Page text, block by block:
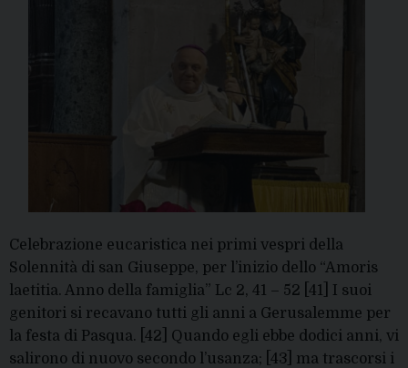
Celebrazione eucaristica nei primi vespri della
Solennità di san Giuseppe, per l’inizio dello “Amoris
laetitia. Anno della famiglia” Lc 2, 41 – 52 [41] I suoi
genitori si recavano tutti gli anni a Gerusalemme per
la festa di Pasqua. [42] Quando egli ebbe dodici anni, vi
salirono di nuovo secondo l’usanza; [43] ma trascorsi i